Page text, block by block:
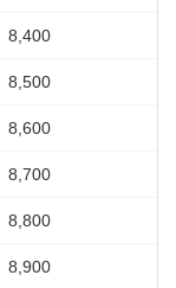
8,400
8,500
8,600
8,700
8,800
8,900